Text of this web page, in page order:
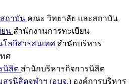
ถาบัน คณะ วิทยาลัย และสถาบัน
ยน สำนักงานการทะเบียน
ลยีสารสนเทศ สำนักบริหาร
ศ
นิสิต สำนักบริหารกิจการนิสิต
รนิสิตจุฬาฯ (อบจ.) องค์การบริหาร